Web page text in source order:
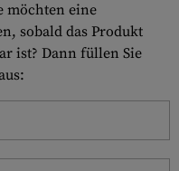
möchten eine
sobald das Produkt
ist? Dann füllen Sie